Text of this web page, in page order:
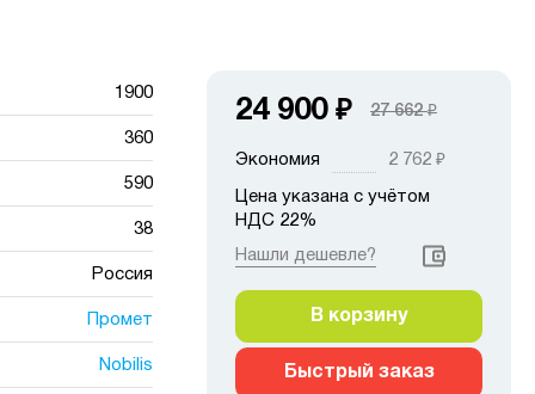
1900
360
590
38
Россия
Промет
Nobilis
24 900 ₽ 27 662₽
Экономия 2 762 ₽
Цена указана с учётом
НДС 22%
Нашли дешевле?
В корзину
Быстрый заказ